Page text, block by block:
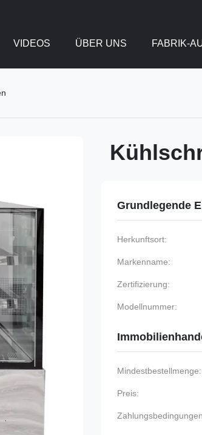
VIDEOS ÜBER UNS FABRIK-
Grundlegende
Herkunftsort:
Markenname:
Zertifizierung:
Modellnummer:
Mindestbestellmenge:
Preis: